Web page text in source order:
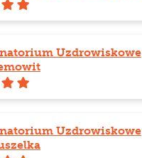
Uzdrowiskowe
Uzdrowiskowe